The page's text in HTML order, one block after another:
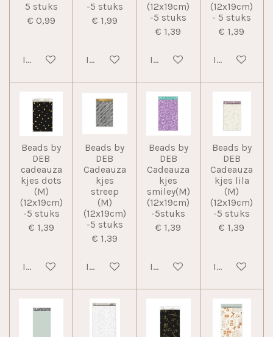
5 stuks
€ 0,99
In winkelwagen
-5 stuks
€ 1,99
In winkelwagen
(12x19cm)
-5 stuks
€ 1,39
In winkelwagen
(12x19cm)
- 5 stuks
€ 1,39
In
Beads by
DEB
cadeauza
kjes dots
(M)
(12x19cm)
-5 stuks
€ 1,39
In winkelwagen
Beads by
DEB
Cadeauza
kjes
streep
(M)
(12x19cm)
-5 stuks
€ 1,39
In winkelwagen
Beads by
DEB
Cadeauza
kjes
smiley(M)
(12x19cm)
-5stuks
€ 1,39
In winkelwagen
Beads by
DEB
Cadeauza
kjes lila
(M)
(12x19cm)
-5 stuks
€ 1,39
In